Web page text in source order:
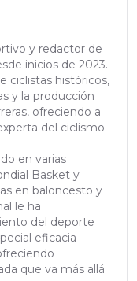
y redactor de
inicios de 2023.
ciclistas históricos,
y la producción
ofreciendo a
del ciclismo
en varias
Basket y
en baloncesto y
le ha
del deporte
eficacia
que va más allá